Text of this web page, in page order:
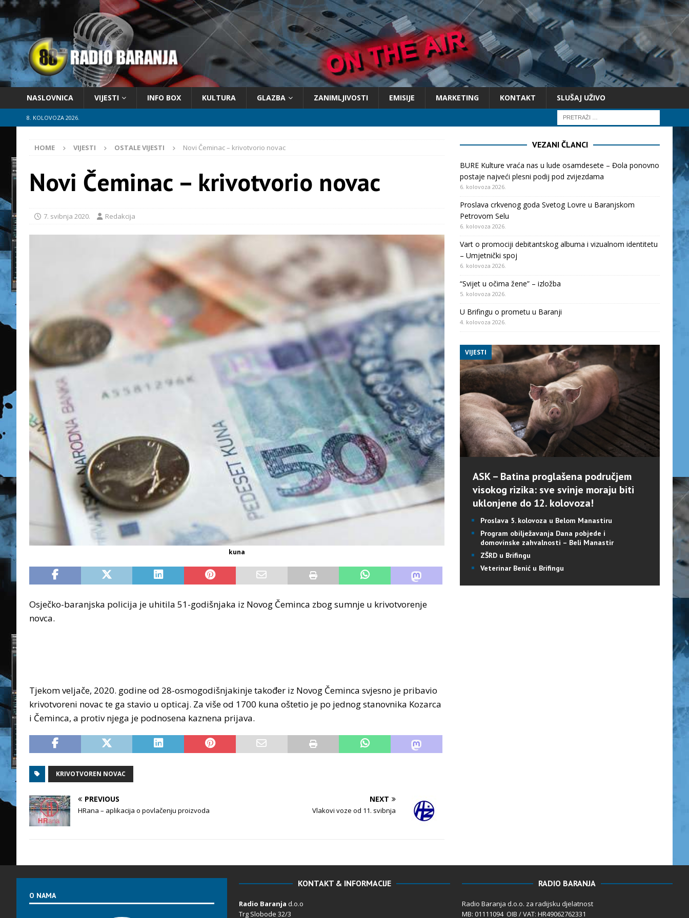
NASLOVNICA VIJESTI INFO BOX KULTURA GLAZBA ZANIMLJIVOSTI EMISIJE MARKETING KONTAKT SLUŠAJ UŽIVO
8. KOLOVOZA 2026.
HOME VIJESTI OSTALE VIJESTI Novi Čeminac – krivotvorio novac
Novi Čeminac – krivotvorio novac
7. svibnja 2020. Redakcija
kuna
Osječko-baranjska policija je uhitila 51-godišnjaka iz Novog Čeminca zbog sumnje u krivotvorenje
novca.
Tjekom veljače, 2020. godine od 28-osmogodišnjakinje također iz Novog Čeminca svjesno je pribavio
krivotvoreni novac te ga stavio u opticaj. Za više od 1700 kuna oštetio je po jednog stanovnika Kozarca
i Čeminca, a protiv njega je podnosena kaznena prijava.
KRIVOTVOREN NOVAC
PREVIOUS
HRana – aplikacija o povlačenju proizvoda
NEXT
Vlakovi voze od 11. svibnja
VEZANI ČLANCI
BURE Kulture vraća nas u lude osamdesete – Đola ponovno
postaje najveći plesni podij pod zvijezdama
6. kolovoza 2026.
Proslava crkvenog goda Svetog Lovre u Baranjskom
Petrovom Selu
6. kolovoza 2026.
Vart o promociji debitantskog albuma i vizualnom identitetu
– Umjetnički spoj
6. kolovoza 2026.
“Svijet u očima žene” – izložba
5. kolovoza 2026.
U Brifingu o prometu u Baranji
4. kolovoza 2026.
VIJESTI
ASK – Batina proglašena područjem
visokog rizika: sve svinje moraju biti
uklonjene do 12. kolovoza!
Proslava 5. kolovoza u Belom Manastiru
Program obilježavanja Dana pobjede i
domovinske zahvalnosti – Beli Manastir
ZŠRD u Brifingu
Veterinar Benić u Brifingu
O NAMA
KONTAKT & INFORMACIJE
Radio Baranja d.o.o
Trg Slobode 32/3
RADIO BARANJA
Radio Baranja d.o.o. za radijsku djelatnost
MB: 01111094 OIB / VAT: HR49062762331